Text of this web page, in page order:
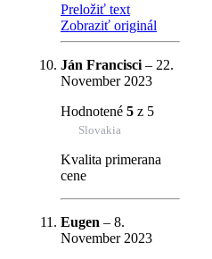
Preložiť text
Zobraziť originál
Ján Francisci – 22.
November 2023
Hodnotené 5 z 5
Slovakia
Kvalita primerana
cene
Eugen – 8.
November 2023